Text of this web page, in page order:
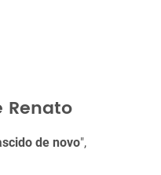
Renato
de novo",